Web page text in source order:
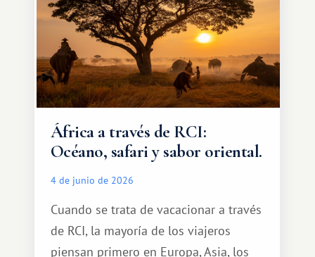
África a través de RCI:
Océano, safari y sabor oriental.
4 de junio de 2026
Cuando se trata de vacacionar a través
de RCI, la mayoría de los viajeros
piensan primero en Europa, Asia, los